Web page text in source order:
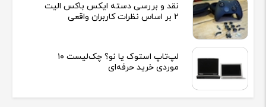
نقد و بررسی دسته ایکس باکس الیت
2 بر اساس نظرات کاربران واقعی
لپ‌تاپ استوک یا نو؟ چک‌لیست ۱۰
موردی خرید حرفه‌ای